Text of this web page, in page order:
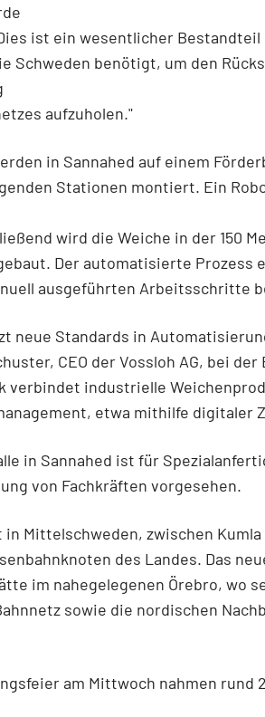
ist ein wesentlicher
Schweden benötigt, um den
aufzuholen."
in Sannahed auf einem
Stationen montiert. Ein
wird die Weiche in der 150
Der automatisierte Prozess
ausgeführten Arbeitsschritte
neue Standards in
CEO der Vossloh AG, bei
verbindet industrielle
etwa mithilfe digitaler
in Sannahed ist für
von Fachkräften vorgesehen.
in Mittelschweden, zwischen Kumla
des Landes. Das
im nahegelegenen Örebro, wo
sowie die nordischen
am Mittwoch nahmen rund